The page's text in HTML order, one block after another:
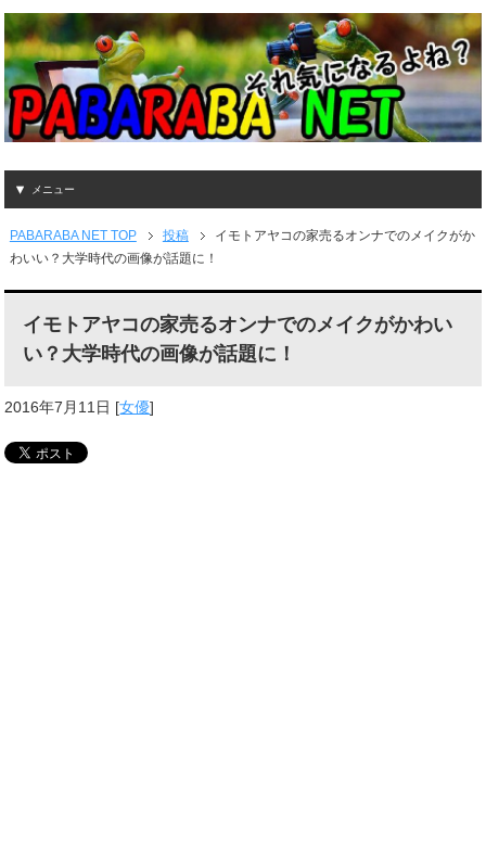
メニュー
PABARABA NET TOP 投稿
イモトアヤコの家売るオンナでのメイクがか
わいい？大学時代の画像が話題に！
イモトアヤコの家売るオンナでのメイクがかわい
い？大学時代の画像が話題に！
2016年7月11日 [女優]